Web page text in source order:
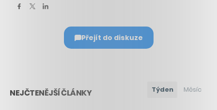
Přejít do diskuze
NEJČTENĚJŠÍ ČLÁNKY Týden Měsíc